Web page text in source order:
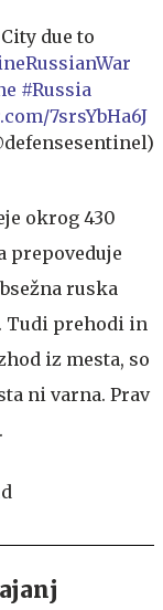
due to
#Russia
7srsYbHa6J
okrog 430
prepoveduje
ruska
Tudi prehodi in
iz mesta, so
ni varna. Prav